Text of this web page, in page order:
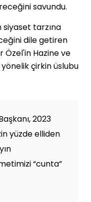
savundu.
siyaset tarzına
dile getiren
Özel'in Hazine ve
çirkin üslubu
2023
yüzde elliden
“cunta”